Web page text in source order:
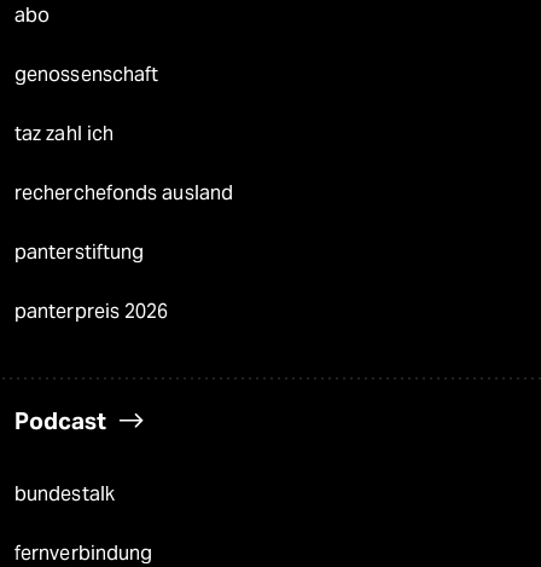
abo
genossenschaft
taz zahl ich
recherchefonds ausland
panterstiftung
panterpreis 2026
Podcast
bundestalk
fernverbindung